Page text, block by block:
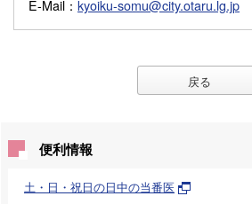
E-Mail ： kyoiku-somu@city.otaru.lg.jp
戻る
便利情報
土・日・祝日の日中の当番医